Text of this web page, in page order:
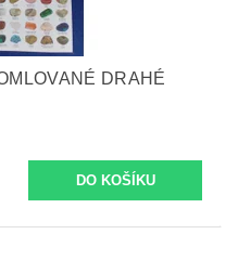
DRAHÉ